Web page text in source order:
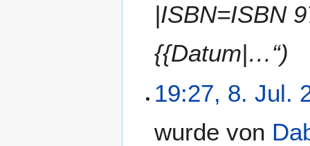
|ISBN=ISBN
{{Datum|…“)
19:27, 8. Jul.
wurde von